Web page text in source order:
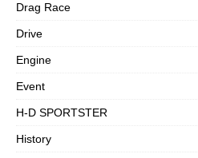
Drag Race
Drive
Engine
Event
H-D SPORTSTER
History